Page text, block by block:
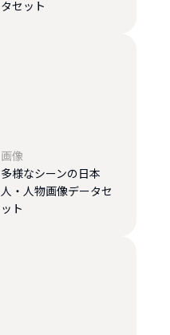
タセット
画像
多様なシーンの日本
人・人物画像データセ
ット